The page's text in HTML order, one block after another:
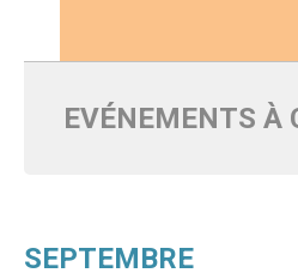
EVÉNEMENTS À
SEPTEMBRE